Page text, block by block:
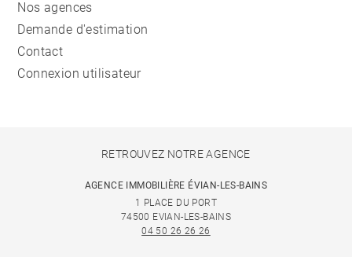
Nos agences
Demande d'estimation
Contact
Connexion utilisateur
RETROUVEZ NOTRE AGENCE
AGENCE IMMOBILIÈRE ÉVIAN-LES-BAINS
1 PLACE DU PORT
74500 EVIAN-LES-BAINS
04 50 26 26 26